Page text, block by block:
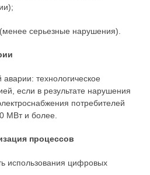
серьезные нарушения).
технологическое
если в результате нарушения
потребителей
МВт и более.
процессов
использования цифровых